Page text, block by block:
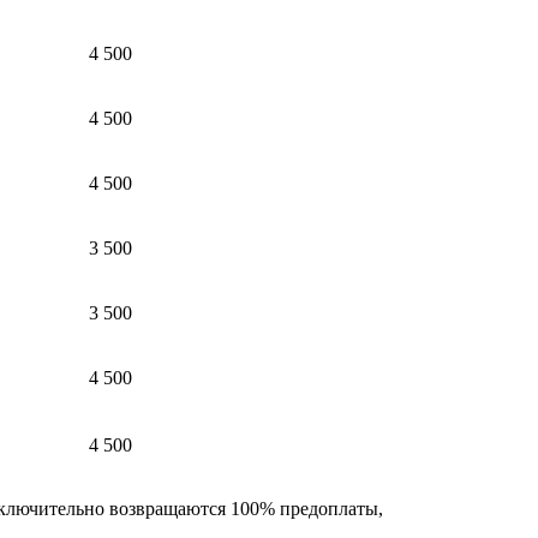
4 500
4 500
4 500
3 500
3 500
4 500
4 500
возвращаются 100% предоплаты,